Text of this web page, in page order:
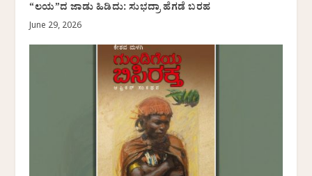
“ಲಯ”ದ ಜಾಡು ಹಿಡಿದು: ಸುಭದ್ರಾ ಹೆಗಡೆ ಬರಹ
June 29, 2026